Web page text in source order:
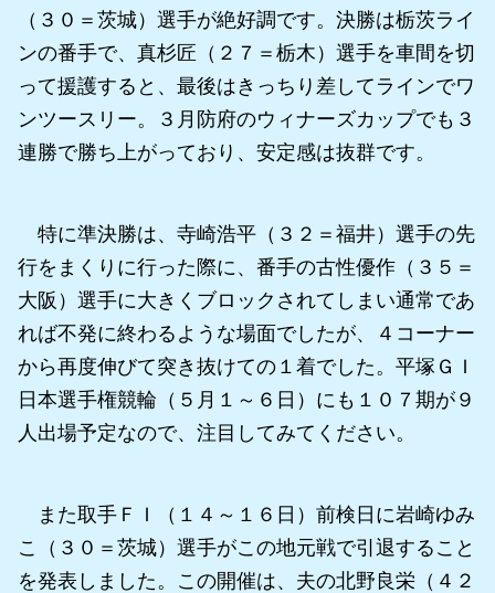
（３０＝茨城）選手が絶好調です。決勝は栃茨ライ
ンの番手で、真杉匠（２７＝栃木）選手を車間を切
って援護すると、最後はきっちり差してラインでワ
ンツースリー。３月防府のウィナーズカップでも３
連勝で勝ち上がっており、安定感は抜群です。
特に準決勝は、寺崎浩平（３２＝福井）選手の先
行をまくりに行った際に、番手の古性優作（３５＝
大阪）選手に大きくブロックされてしまい通常であ
れば不発に終わるような場面でしたが、４コーナー
から再度伸びて突き抜けての１着でした。平塚ＧＩ
日本選手権競輪（５月１～６日）にも１０７期が９
人出場予定なので、注目してみてください。
また取手ＦＩ（１４～１６日）前検日に岩崎ゆみ
こ（３０＝茨城）選手がこの地元戦で引退すること
を発表しました。この開催は、夫の北野良栄（４２